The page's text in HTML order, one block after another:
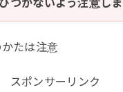
つかないよう注意し
たは注意
スポンサーリンク